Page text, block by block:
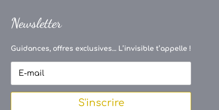
Newsletter
Guidances, offres exclusives... L’invisible t’appelle !
S'inscrire